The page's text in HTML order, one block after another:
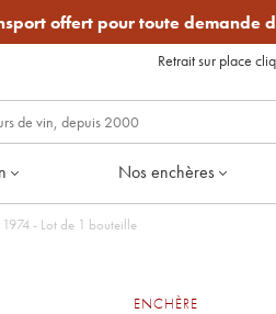
offert pour toute demande
Retrait sur place
Nos enchères
Les Forts de Latour Second Vin 1974 - Lot de 1 bouteille
ENCHÈRE